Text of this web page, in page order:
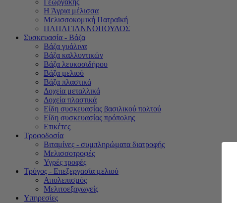
Γεωργάκης
Η Άγρια μέλισσα
Μελισσοκομική Πατραϊκή
ΠΑΠΑΓΙΑΝΝΟΠΟΥΛΟΣ
Συσκευασία - Βάζα
Βάζα γυάλινα
Βάζα καλλυντικών
Βάζα λευκοσιδήρου
Βάζα μελιού
Βάζα πλαστικά
Δοχεία μεταλλικά
Δοχεία πλαστικά
Είδη συσκευασίας βασιλικού πολτού
Είδη συσκευασίας πρόπολης
Ετικέτες
Τροφοδοσία
Βιταμίνες - συμπληρώματα διατροφής
Μελισσοτροφές
Υγρές τροφές
Τρύγος - Επεξεργασία μελιού
Απολεπισμός
Μελιτοεξαγωγείς
Υπηρεσίες